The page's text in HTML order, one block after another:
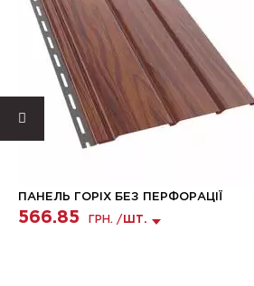
ПАНЕЛЬ ГОРІХ БЕЗ ПЕРФОРАЦІЇ
566.85 ГРН. / ШТ.